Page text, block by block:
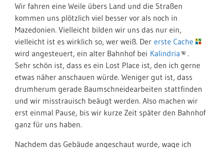
Wir fahren eine Weile übers Land und die Straßen
kommen uns plötzlich viel besser vor als noch in
Mazedonien. Vielleicht bilden wir uns das nur ein,
vielleicht ist es wirklich so, wer weiß. Der erste Cache
wird angesteuert, ein alter Bahnhof bei Kalindria
.
Sehr schön ist, dass es ein Lost Place ist, den ich gerne
etwas näher anschauen würde. Weniger gut ist, dass
drumherum gerade Baumschneidearbeiten stattfinden
und wir misstrauisch beäugt werden. Also machen wir
erst einmal Pause, bis wir kurze Zeit später den Bahnhof
ganz für uns haben.
Nachdem das Gebäude angeschaut wurde, wage ich